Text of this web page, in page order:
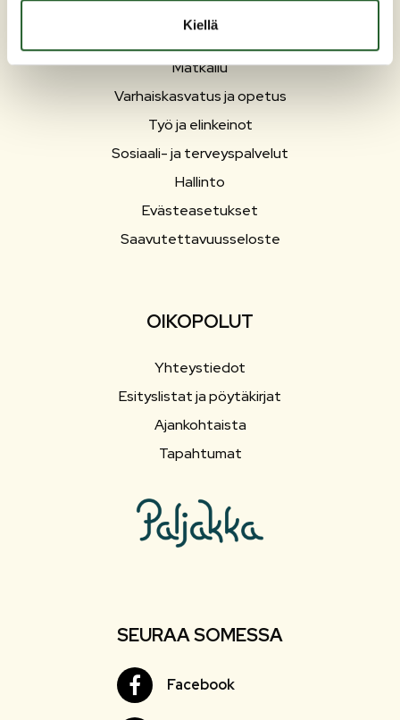
Kiellä
Matkailu
Varhaiskasvatus ja opetus
Työ ja elinkeinot
Sosiaali- ja terveyspalvelut
Hallinto
Evästeasetukset
Saavutettavuusseloste
OIKOPOLUT
Yhteystiedot
Esityslistat ja pöytäkirjat
Ajankohtaista
Tapahtumat
SEURAA SOMESSA
FacebookFacebook